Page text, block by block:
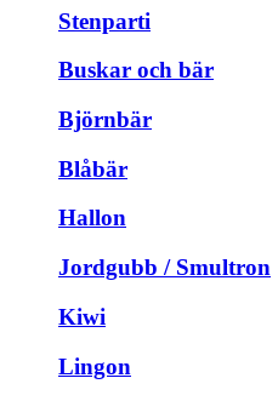
Stenparti
Buskar och bär
Björnbär
Blåbär
Hallon
Jordgubb / Smultron
Kiwi
Lingon